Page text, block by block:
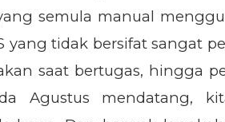
semula manual
yang tidak bersifat sangat
saat bertugas, hingga
Agustus mendatang,